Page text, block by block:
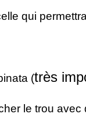
qui
(très
le trou avec